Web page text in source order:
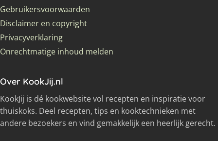
Gebruikersvoorwaarden
Disclaimer en copyright
Privacyverklaring
Onrechtmatige inhoud melden
Over KookJij.nl
KookJij is dé kookwebsite vol recepten en inspiratie voor
thuiskoks. Deel recepten, tips en kooktechnieken met
andere bezoekers en vind gemakkelijk een heerlijk gerecht.